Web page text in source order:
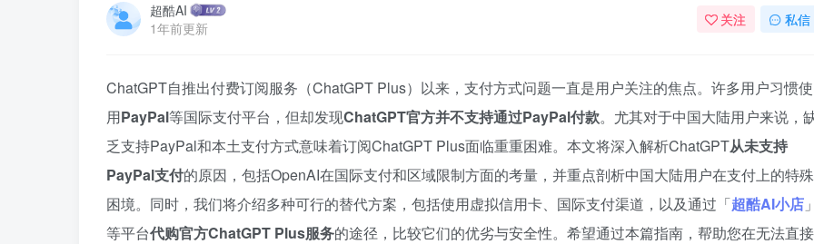
超酷AI
1年前更新
关注 私信
ChatGPT自推出付费订阅服务（ChatGPT Plus）以来，支付方式问题一直是用户关注的焦点。许多用户习惯使
用PayPal等国际支付平台，但却发现ChatGPT官方并不支持通过PayPal付款。尤其对于中国大陆用户来说，
乏支持PayPal和本土支付方式意味着订阅ChatGPT Plus面临重重困难。本文将深入解析ChatGPT从未支持
PayPal支付的原因，包括OpenAI在国际支付和区域限制方面的考量，并重点剖析中国大陆用户在支付上的特殊
困境。同时，我们将介绍多种可行的替代方案，包括使用虚拟信用卡、国际支付渠道，以及通过「超酷AI小店
等平台代购官方ChatGPT Plus服务的途径，比较它们的优劣与安全性。希望通过本篇指南，帮助您在无法直接